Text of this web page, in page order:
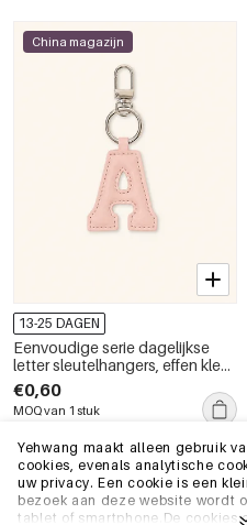
Yehwang maakt alleen gebruik
cookies, evenals analytische
uw privacy. Een cookie is een
bezoek aan deze website wordt
tablet of smartphone.De cookies
China magazijn
13-25 DAGEN
Eenvoudige serie dagelijkse
letter sleutelhangers, effen kleur,
premium kwaliteit PU
€0,60
MOQ van 1 stuk
China magazijn